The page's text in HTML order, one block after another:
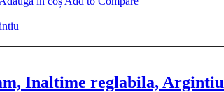
Inaltime reglabila, Argintiu